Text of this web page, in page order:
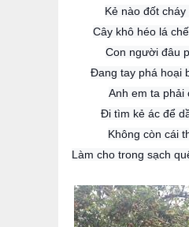
Kẻ nào đốt
Cây khô héo lá
Con người đâu
Đang tay phá hoại
Anh em ta phải
Đi tìm kẻ ác để
Không còn cái
Làm cho trong sạch